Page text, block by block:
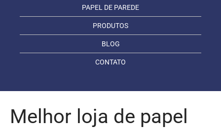
PAPEL DE PAREDE
PRODUTOS
BLOG
CONTATO
Melhor loja de papel